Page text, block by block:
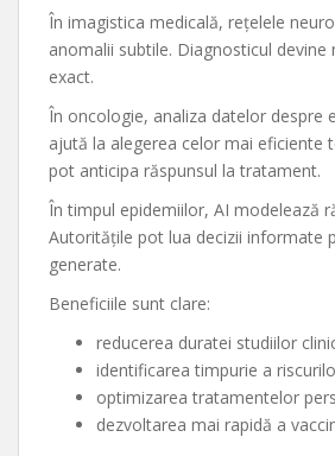
În imagistica medicală, rețelele
anomalii subtile. Diagnosticul devine
exact.
În oncologie, analiza datelor despre
ajută la alegerea celor mai eficiente
pot anticipa răspunsul la tratament.
În timpul epidemiilor, AI modelează
Autoritățile pot lua decizii informate
generate.
Beneficiile sunt clare:
reducerea duratei studiilor
identificarea timpurie a
optimizarea tratamentelor
dezvoltarea mai rapidă a